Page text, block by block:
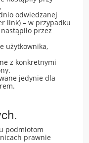
odwiedzanej
link) – w przypadku
przez
użytkownika,
z konkretnymi
jedynie dla
podmiotom
prawnie